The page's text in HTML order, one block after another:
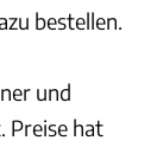
bestellen.
und
Preise hat